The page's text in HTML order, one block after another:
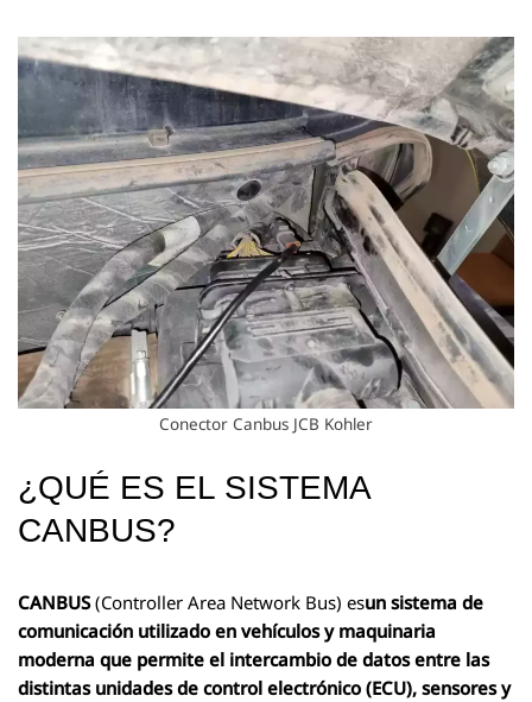
Conector Canbus JCB Kohler
¿QUÉ ES EL SISTEMA
CANBUS?
CANBUS(Controller Area Network Bus) esun sistema de
comunicación utilizado en vehículos y maquinaria
moderna que permite el intercambio de datos entre las
distintas unidades de control electrónico (ECU), sensores y